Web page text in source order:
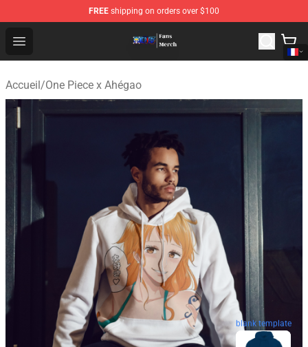
FREE shipping on orders over $100
Open menu
One Piece Store - Official One Piece Merchandise Shop
Accueil/One Piece x Ahégao
blank template